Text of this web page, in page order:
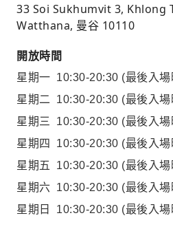
33 Soi Sukhumvit 3, Khlong
Watthana, 曼谷 10110
開放時間
星期一 10:30-20:30 (最後入
星期二
10:30-20:30 (最後入
星期三
10:30-20:30 (最後入
星期四
10:30-20:30 (最後入
星期五
10:30-20:30 (最後入
星期六 10:30-20:30 (最後入
星期日
10:30-20:30 (最後入